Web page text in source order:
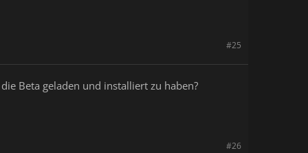
#25
Beta geladen und installiert zu haben?
#26